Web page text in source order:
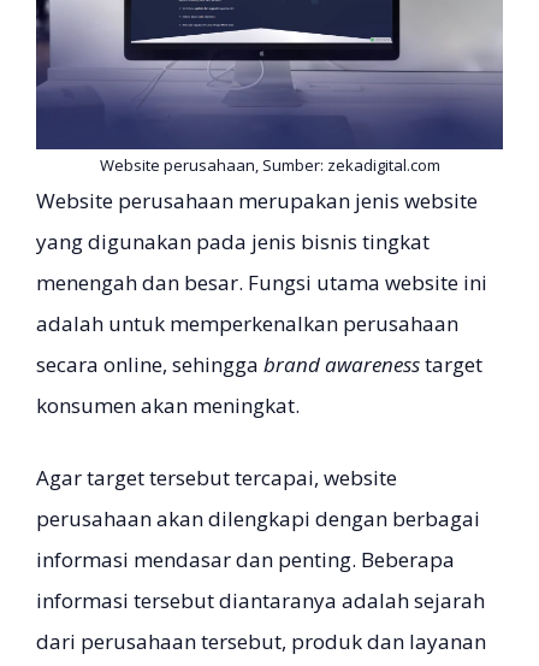
Website perusahaan, Sumber: zekadigital.com
Website perusahaan merupakan jenis website
yang digunakan pada jenis bisnis tingkat
menengah dan besar. Fungsi utama website ini
adalah untuk memperkenalkan perusahaan
secara online, sehingga brand awarenesstarget
konsumen akan meningkat.
Agar target tersebut tercapai, website
perusahaan akan dilengkapi dengan berbagai
informasi mendasar dan penting. Beberapa
informasi tersebut diantaranya adalah sejarah
dari perusahaan tersebut, produk dan layanan